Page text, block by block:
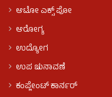
ಆಟೋ ಎಕ್ಸ್ ಪೋ
ಆರೋಗ್ಯ
ಉದ್ಯೋಗ
ಉಪ ಚುನಾವಣೆ
ಕಂಪ್ಲೇಂಟ್ ಕಾರ್ನರ್